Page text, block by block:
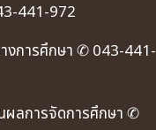
441-972
งการศึกษา ✆ 043-441-
ผลการจัดการศึกษา ✆